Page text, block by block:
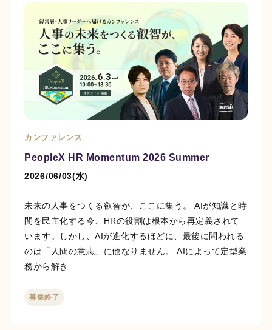
カンファレンス
PeopleX HR Momentum 2026 Summer
2026/06/03(水)
未来の人事をつくる叡智が、ここに集う。 AIが知識と時
間を民主化する今、HRの役割は根本から再定義されて
います。しかし、AIが進化するほどに、最後に問われる
のは「人間の意志」に他なりません。 AIによって定型業
務から解き…
募集終了